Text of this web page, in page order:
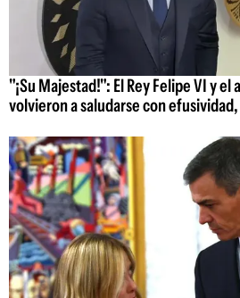
"¡Su Majestad!": El Rey Felipe VI y
volvieron a saludarse con